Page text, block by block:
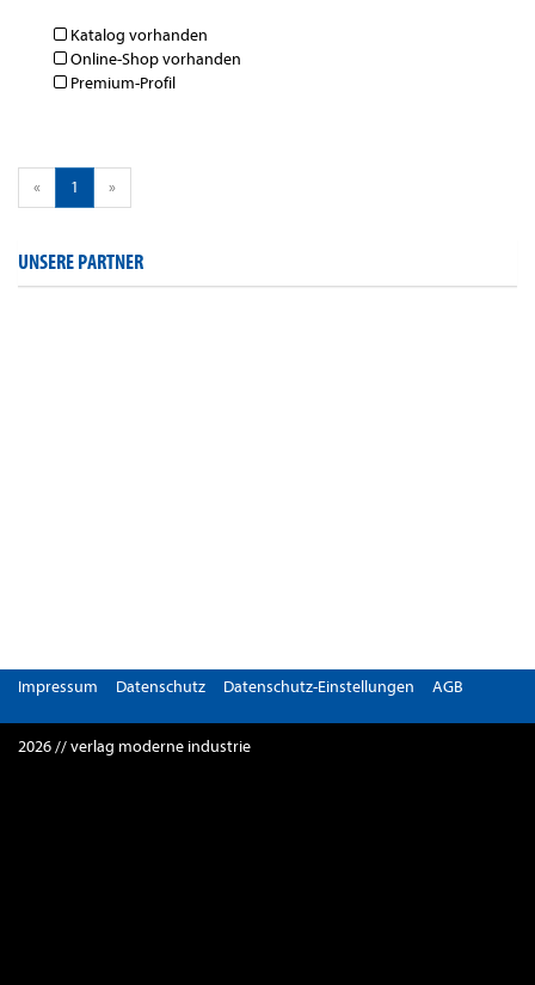
Katalog vorhanden
Online-Shop vorhanden
Premium-Profil
« 1 »
UNSERE PARTNER
Impressum Datenschutz Datenschutz-Einstellungen AGB
2026 // verlag moderne industrie